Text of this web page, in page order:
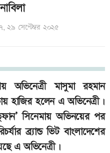
২৯ সেপ্টেম্বর ২০২৫
অভিনেত্রী মাসুমা রহমান
হাজির হলেন এ অভিনেত্রী।
সিনেমায় অভিনয়ের পর
ব্র্যান্ড ভিট বাংলাদেশের
এ অভিনেত্রী।